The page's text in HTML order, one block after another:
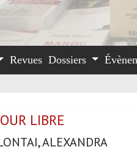
Revues Dossiers
LIBRE
ALEXANDRA